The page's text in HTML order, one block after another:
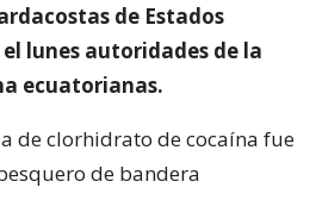
de Estados
lunes autoridades de la
ecuatorianas.
de clorhidrato de cocaína fue
de bandera